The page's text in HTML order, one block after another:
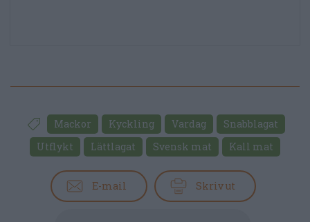
Mackor Kyckling Vardag
Snabblagat
Utflykt
Lättlagat Svensk mat Kall mat
E-mail Skriv ut